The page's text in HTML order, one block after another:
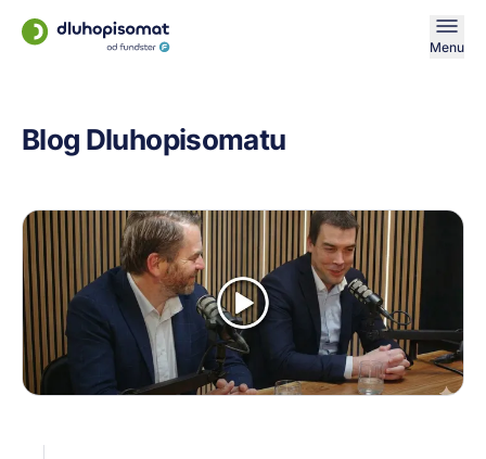
Menu
Blog Dluhopisomatu